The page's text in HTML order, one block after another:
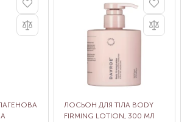
ЛОСЬОН ДЛЯ ТІЛА BODY
FIRMING LOTION, 300 МЛ